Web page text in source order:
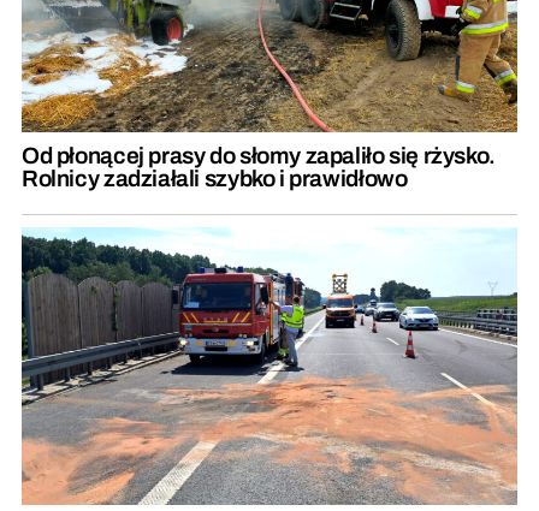
Od płonącej prasy do słomy zapaliło się rżysko.
Rolnicy zadziałali szybko i prawidłowo